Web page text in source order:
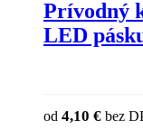
Prívodný
LED
od 4,10 € bez